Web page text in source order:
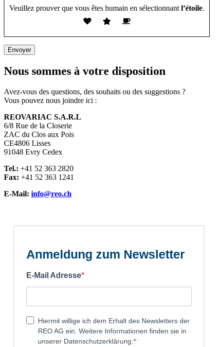
Veuillez prouver que vous êtes humain en sélectionnant l’étoile.
Nous sommes à votre disposition
Avez-vous des questions, des souhaits ou des suggestions ?
Vous pouvez nous joindre ici :
REOVARIAC S.A.R.L
6/8 Rue de la Closerie
ZAC du Clos aux Pois
CE4806 Lisses
91048 Evry Cedex
Tel.: +41 52 363 2820
Fax: +41 52 363 1241
E-Mail: info@reo.ch